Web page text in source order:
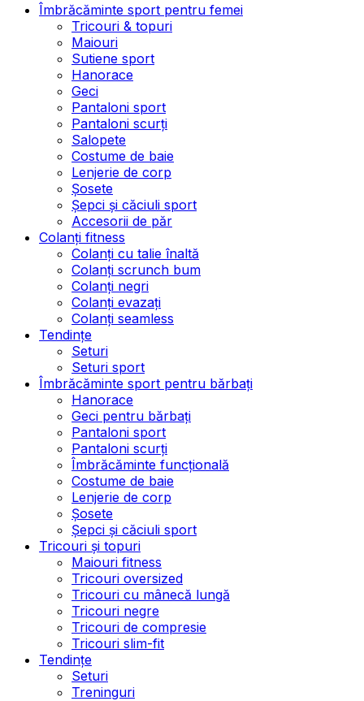
Îmbrăcăminte sport pentru femei
Tricouri & topuri
Maiouri
Sutiene sport
Hanorace
Geci
Pantaloni sport
Pantaloni scurți
Salopete
Costume de baie
Lenjerie de corp
Șosete
Șepci și căciuli sport
Accesorii de păr
Colanți fitness
Colanți cu talie înaltă
Colanți scrunch bum
Colanți negri
Colanți evazați
Colanți seamless
Tendințe
Seturi
Seturi sport
Îmbrăcăminte sport pentru bărbați
Hanorace
Geci pentru bărbați
Pantaloni sport
Pantaloni scurți
Îmbrăcăminte funcțională
Costume de baie
Lenjerie de corp
Șosete
Șepci și căciuli sport
Tricouri și topuri
Maiouri fitness
Tricouri oversized
Tricouri cu mânecă lungă
Tricouri negre
Tricouri de compresie
Tricouri slim-fit
Tendințe
Seturi
Treninguri